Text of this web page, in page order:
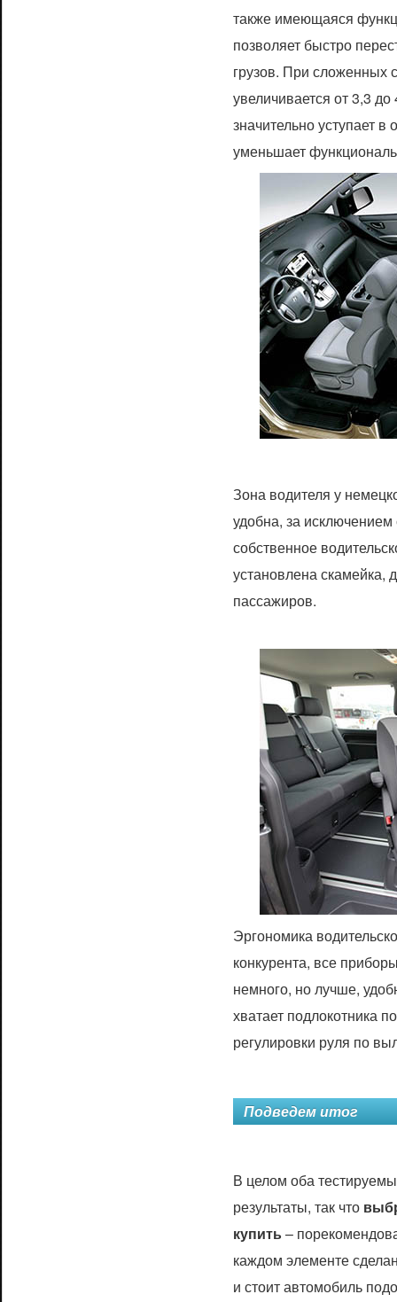
также имеющаяся
позволяет быстро
грузов. При сложенных
увеличивается от 3,3
значительно уступает
уменьшает
Зона водителя у
удобна, за
собственное
установлена
пассажиров.
Эргономика
конкурента, все
немного, но лучше,
хватает подлокотника
регулировки руля по
Подведем итог
В целом оба
результаты, так что
купить–
каждом элементе
и стоит автомобиль